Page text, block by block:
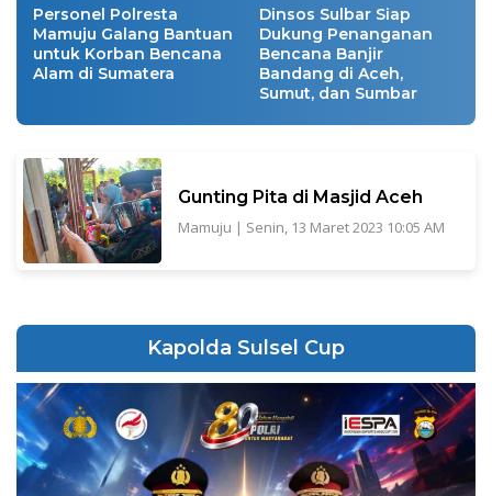
Personel Polresta
Mamuju Galang Bantuan
untuk Korban Bencana
Alam di Sumatera
Dinsos Sulbar Siap
Dukung Penanganan
Bencana Banjir
Bandang di Aceh,
Sumut, dan Sumbar
Gunting Pita di Masjid Aceh
Mamuju | Senin, 13 Maret 2023 10:05 AM
Kapolda Sulsel Cup